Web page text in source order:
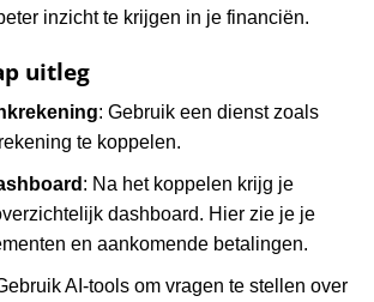
inzicht te krijgen in je financiën.
uitleg
: Gebruik een dienst zoals
te koppelen.
: Na het koppelen krijg je
dashboard. Hier zie je je
en aankomende betalingen.
AI-tools om vragen te stellen over